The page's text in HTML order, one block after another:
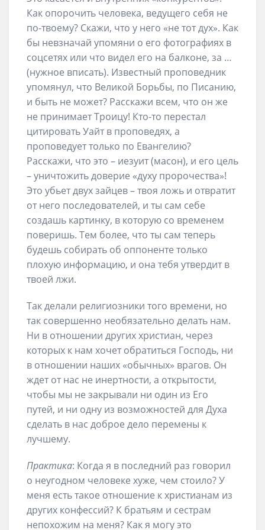
Как опорочить человека, ведущего себя не
по-твоему? Скажи, что у него «не тот дух». Как
бы невзначай упомяни о его фотографиях в
соцсетях или что видел его на балконе, за …
(нужное вписать). Известный проповедник
упомянул, что Великой Борьбы, по Писанию,
и быть не может? Расскажи всем, что он же
не принимает Троицу! Кто-то перестал
цитировать Уайт в проповедях, а
проповедует только по Евангелию?
Расскажи, что это – иезуит (масон), и его цель
– уничтожить доверие «духу пророчества»!
Это убьет двух зайцев – твоя ложь и отвратит
от него последователей, и ты сам себе
создашь картинку, в которую со временем
поверишь. Тем более, что ты сам теперь
будешь собирать об оппоненте только
плохую информацию, и она тебя утвердит в
твоей лжи.
Так делали религиозники того времени, но
так совершенно необязательно делать нам.
Ни в отношении других христиан, через
которых к нам хочет обратиться Господь, ни
в отношении наших «обычных» врагов. Он
ждет от нас не инертности, а открытости,
чтобы мы не закрывали ни один из Его
путей, и ни одну из возможностей для Духа
сделать в нас доброе дело перемены к
лучшему.
Практика: Когда я в последний раз говорил
о неугодном человеке хуже, чем стоило? У
меня есть такое отношение к христианам из
других конфессий? К братьям и сестрам
непохожим на меня? Как я могу это